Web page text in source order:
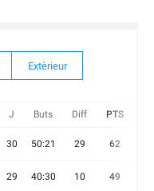
Extèrieur
J Buts Diff PTS
30 50:21 29 62
29 40:30 10 49